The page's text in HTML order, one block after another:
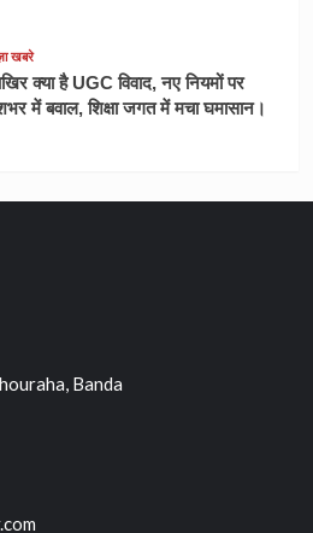
खबरे
क्या है UGC विवाद, नए नियमों पर
में बवाल, शिक्षा जगत में मचा घमासान।
Banda